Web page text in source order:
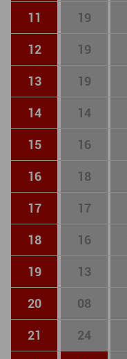
11 19
12 19
13 19
14 14
15 16
16 18
17 17
18 16
19 13
20 08
21 24